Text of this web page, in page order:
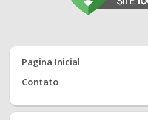
Pagina Inicial
Contato